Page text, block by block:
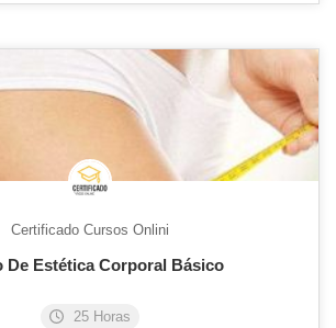
Certificado Cursos Onlini
De Estética Corporal Básico
25 Horas